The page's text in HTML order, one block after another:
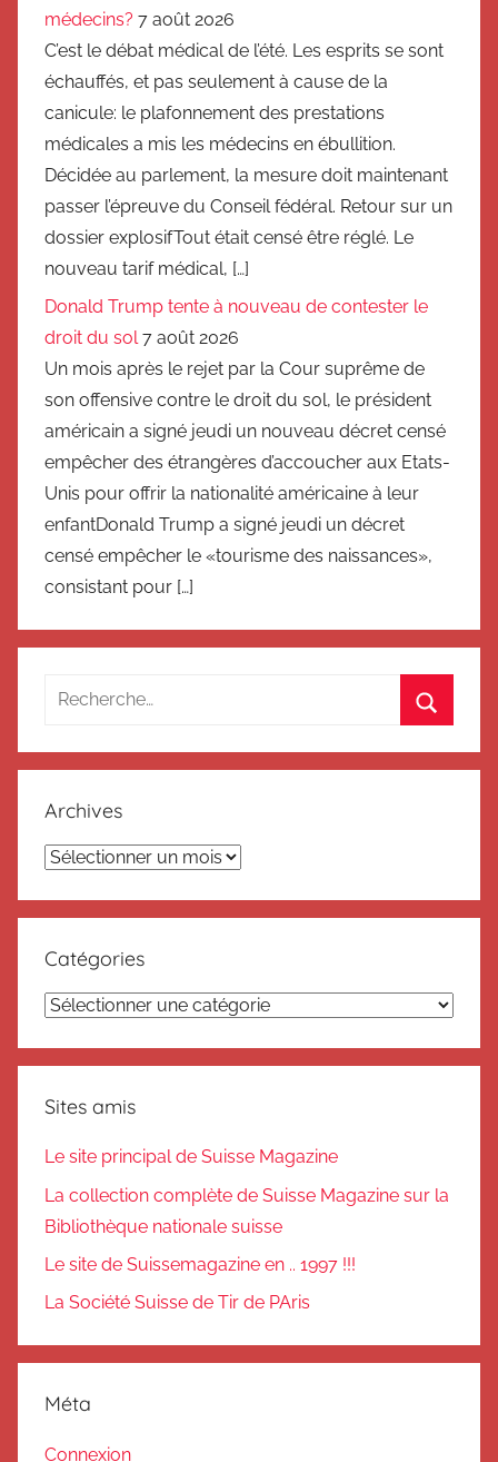
médecins? 7 août 2026
C’est le débat médical de l’été. Les esprits se sont
échauffés, et pas seulement à cause de la
canicule: le plafonnement des prestations
médicales a mis les médecins en ébullition.
Décidée au parlement, la mesure doit maintenant
passer l’épreuve du Conseil fédéral. Retour sur un
dossier explosifTout était censé être réglé. Le
nouveau tarif médical, […]
Donald Trump tente à nouveau de contester le
droit du sol 7 août 2026
Un mois après le rejet par la Cour suprême de
son offensive contre le droit du sol, le président
américain a signé jeudi un nouveau décret censé
empêcher des étrangères d’accoucher aux Etats-
Unis pour offrir la nationalité américaine à leur
enfantDonald Trump a signé jeudi un décret
censé empêcher le «tourisme des naissances»,
consistant pour […]
Recherche
:
Archives
Archives
Catégories
Catégories
Sites amis
Le site principal de Suisse Magazine
La collection complète de Suisse Magazine sur la
Bibliothèque nationale suisse
Le site de Suissemagazine en .. 1997 !!!
La Société Suisse de Tir de PAris
Méta
Connexion